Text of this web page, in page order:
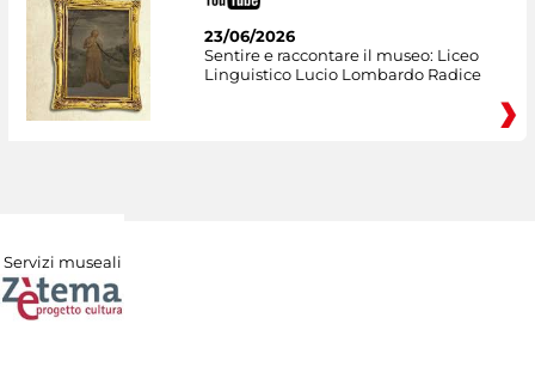
23/06/2026
Sentire e raccontare il museo: Liceo
Linguistico Lucio Lombardo Radice
Servizi museali